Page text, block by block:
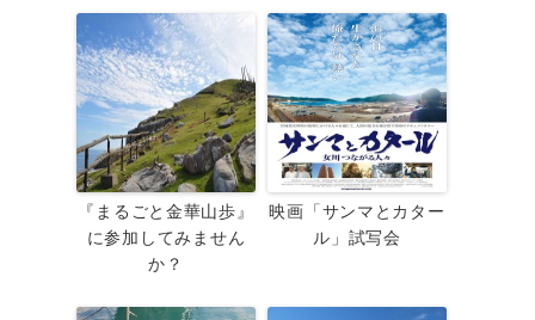
『まるごと金華山歩』
に参加してみません
か？
映画「サンマとカター
ル」試写会